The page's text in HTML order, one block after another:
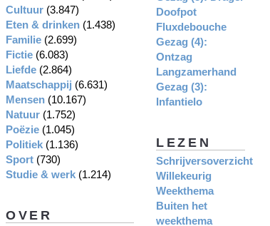
Doofpot
Fluxdebouche
Gezag (4):
Ontzag
Langzamerhand
Gezag (3):
Infantielo
LEZEN
Schrijversoverzicht
Willekeurig
Weekthema
Buiten het
weekthema
Cultuur (3.847)
Eten & drinken (1.438)
Familie (2.699)
Fictie (6.083)
Liefde (2.864)
Maatschappij (6.631)
Mensen (10.167)
Natuur (1.752)
Poëzie (1.045)
Politiek (1.136)
Sport (730)
Studie & werk (1.214)
OVER